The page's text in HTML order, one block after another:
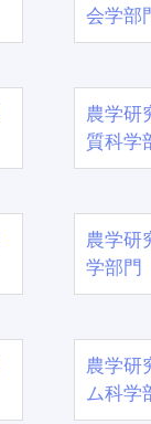
会学部
農学
質科学
農学
学部門
農学
ム科学